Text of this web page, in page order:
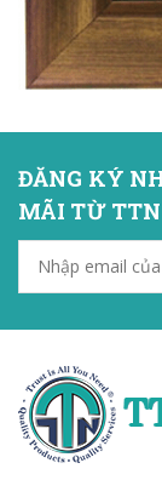
ĐĂNG KÝ
MÃI TỪ TTN